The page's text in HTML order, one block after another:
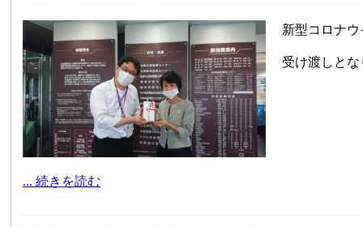
新型コロナ
受け渡しと
... 続きを読む